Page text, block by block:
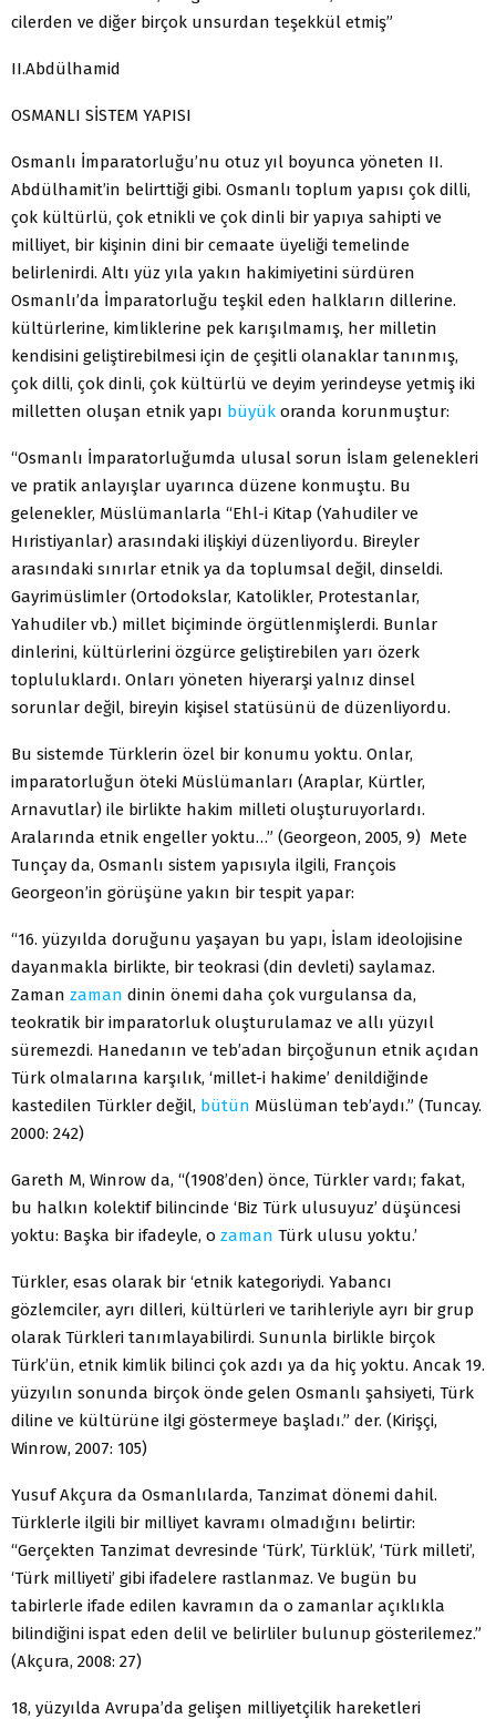
cilerden ve diğer birçok unsurdan teşekkül etmiş”
II.Abdülhamid
OSMANLI SİSTEM YAPISI
Osmanlı İmparatorluğu’nu otuz yıl boyunca yöneten II.
Abdülhamit’in belirttiği gibi. Osmanlı toplum yapısı çok dilli,
çok kültürlü, çok etnikli ve çok dinli bir yapıya sahipti ve
milliyet, bir kişinin dini bir cemaate üyeliği temelinde
belirlenirdi. Altı yüz yıla yakın hakimiyetini sürdüren
Osmanlı’da İmparatorluğu teşkil eden halkların dillerine.
kültürlerine, kimliklerine pek karışılmamış, her milletin
kendisini geliştirebilmesi için de çeşitli olanaklar tanınmış,
çok dilli, çok dinli, çok kültürlü ve deyim yerindeyse yetmiş iki
milletten oluşan etnik yapı büyük oranda korunmuştur:
“Osmanlı İmparatorluğumda ulusal sorun İslam gelenekleri
ve pratik anlayışlar uyarınca düzene konmuştu. Bu
gelenekler, Müslümanlarla “Ehl-i Kitap (Yahudiler ve
Hıristiyanlar) arasındaki ilişkiyi düzenliyordu. Bireyler
arasındaki sınırlar etnik ya da toplumsal değil, dinseldi.
Gayrimüslimler (Ortodokslar, Katolikler, Protestanlar,
Yahudiler vb.) millet biçiminde örgütlenmişlerdi. Bunlar
dinlerini, kültürlerini özgürce geliştirebilen yarı özerk
topluluklardı. Onları yöneten hiyerarşi yalnız dinsel
sorunlar değil, bireyin kişisel statüsünü de düzenliyordu.
Bu sistemde Türklerin özel bir konumu yoktu. Onlar,
imparatorluğun öteki Müslümanları (Araplar, Kürtler,
Arnavutlar) ile birlikte hakim milleti oluşturuyorlardı.
Aralarında etnik engeller yoktu…” (Georgeon, 2005, 9) Mete
Tunçay da, Osmanlı sistem yapısıyla ilgili, François
Georgeon’in görüşüne yakın bir tespit yapar:
“16. yüzyılda doruğunu yaşayan bu yapı, İslam ideolojisine
dayanmakla birlikte, bir teokrasi (din devleti) saylamaz.
Zaman zaman dinin önemi daha çok vurgulansa da,
teokratik bir imparatorluk oluşturulamaz ve allı yüzyıl
süremezdi. Hanedanın ve teb’adan birçoğunun etnik açıdan
Türk olmalarına karşılık, ‘millet-i hakime’ denildiğinde
kastedilen Türkler değil, bütün Müslüman teb’aydı.” (Tuncay.
2000: 242)
Gareth M, Winrow da, “(1908’den) önce, Türkler vardı; fakat,
bu halkın kolektif bilincinde ‘Biz Türk ulusuyuz’ düşüncesi
yoktu: Başka bir ifadeyle, o zaman Türk ulusu yoktu.’
Türkler, esas olarak bir ‘etnik kategoriydi. Yabancı
gözlemciler, ayrı dilleri, kültürleri ve tarihleriyle ayrı bir grup
olarak Türkleri tanımlayabilirdi. Sununla birlikle birçok
Türk’ün, etnik kimlik bilinci çok azdı ya da hiç yoktu. Ancak 19.
yüzyılın sonunda birçok önde gelen Osmanlı şahsiyeti, Türk
diline ve kültürüne ilgi göstermeye başladı.” der. (Kirişçi,
Winrow, 2007: 105)
Yusuf Akçura da Osmanlılarda, Tanzimat dönemi dahil.
Türklerle ilgili bir milliyet kavramı olmadığını belirtir:
“Gerçekten Tanzimat devresinde ‘Türk’, Türklük’, ‘Türk milleti’,
‘Türk milliyeti’ gibi ifadelere rastlanmaz. Ve bugün bu
tabirlerle ifade edilen kavramın da o zamanlar açıklıkla
bilindiğini ispat eden delil ve belirliler bulunup gösterilemez.”
(Akçura, 2008: 27)
18, yüzyılda Avrupa’da gelişen milliyetçilik hareketleri